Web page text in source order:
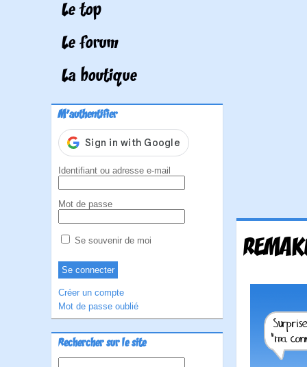
Le top
Le forum
La boutique
M'authentifier
Identifiant ou adresse e-mail
Mot de passe
Se souvenir de moi
Créer un compte
Mot de passe oublié
Rechercher sur le site